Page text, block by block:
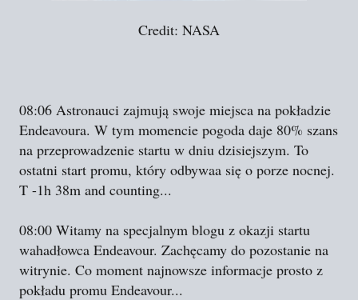
Credit: NASA
08:06 Astronauci zajmują swoje miejsca na pokładzie
Endeavoura. W tym momencie pogoda daje 80% szans
na przeprowadzenie startu w dniu dzisiejszym. To
ostatni start promu, który odbywaa się o porze nocnej.
T -1h 38m and counting...
08:00 Witamy na specjalnym blogu z okazji startu
wahadłowca Endeavour. Zachęcamy do pozostanie na
witrynie. Co moment najnowsze informacje prosto z
pokładu promu Endeavour...